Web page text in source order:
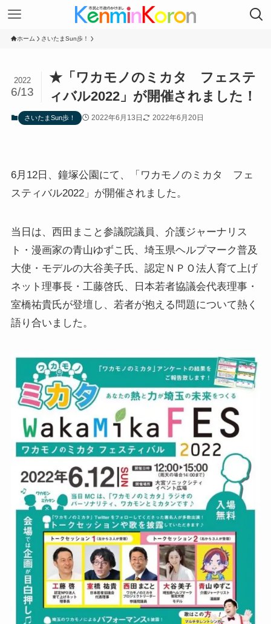
ホーム さいたまSun歩！
★「ワカモノのミカタ フェステ
ィバル2022」が開催されました！
2022
6/13
さいたまSun歩！ 2022年6月13日 2022年6月20日
6月12日、鐘塚公園にて、「ワカモノのミカタ フェ
スティバル2022」が開催されました。
当日は、西田まこと参議院議員、介護ジャーナリス
ト・漫画家の青山ゆずこ氏、埼玉県ヘルプマーク普及
大使・モデルの大谷美子氏、認定ＮＰＯ法人育て上げ
ネット理事長・工藤啓氏、日本若者協議会代表理事・
室橋祐貴氏が登壇し、若者が抱える問題について熱く
語り合いました。